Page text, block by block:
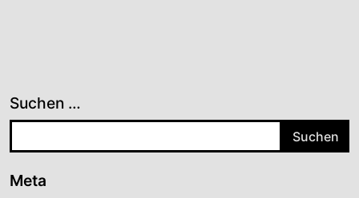
Suchen …
Meta